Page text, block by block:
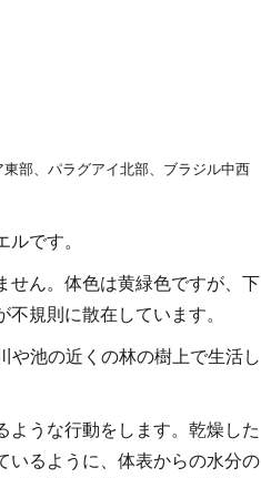
東部、パラグアイ北部、ブラジル中西
です。
せん。体色は黄緑色ですが、下
規則に散在しています。
や池の近くの林の樹上で生活し
ような行動をします。乾燥した
いるように、体表からの水分の